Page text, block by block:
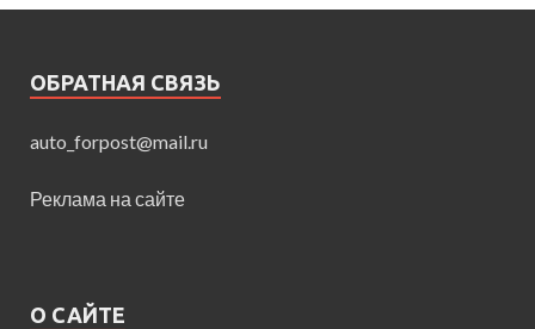
ОБРАТНАЯ СВЯЗЬ
auto_forpost@mail.ru
Реклама на сайте
О САЙТЕ